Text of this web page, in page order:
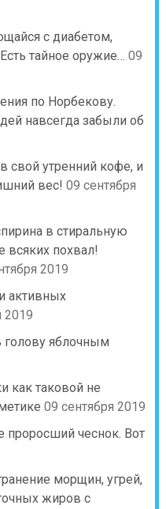
с диабетом,
тайное оружие… 09
по Норбекову.
навсегда забыли об
свой утренний кофе, и
вес! 09 сентября
в стиральную
похвал!
2019
активных
2019
яблочным
как таковой не
09 сентября 2019
проросший чеснок. Вот
морщин, угрей,
жиров с